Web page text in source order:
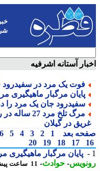
-
شرعی
آستانه اشرفیه
فوت یک مرد در سفیدرود جان
پایان مرگبار ماهیگیری مرد
سفیدرود جان یک مرد را در
مرگ تلخ مرد 27
در گیلان
بعد
1
2
3
4
5
6
7
17
18
19
20
پایان مرگبار ماهیگیری مرد
-حوادث -11 ساعت پیش - یکشنبه 18 مرداد 1405، 22:48